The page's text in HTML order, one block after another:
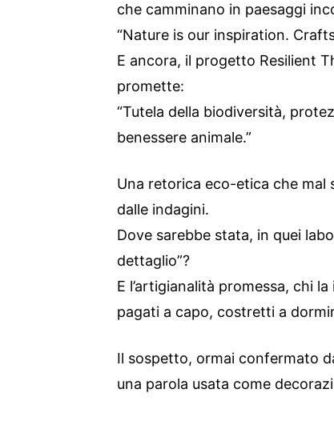
che camminano in paesaggi
“Nature is our inspiration.
E ancora, il progetto Resilient
promette:
“Tutela della biodiversità,
benessere animale.”
Una retorica eco-etica che mal
dalle indagini.
Dove sarebbe stata, in quei
dettaglio”?
E l’artigianalità promessa, chi
pagati a capo, costretti a
Il sospetto, ormai confermato
una parola usata come